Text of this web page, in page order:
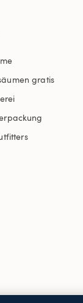
gratis